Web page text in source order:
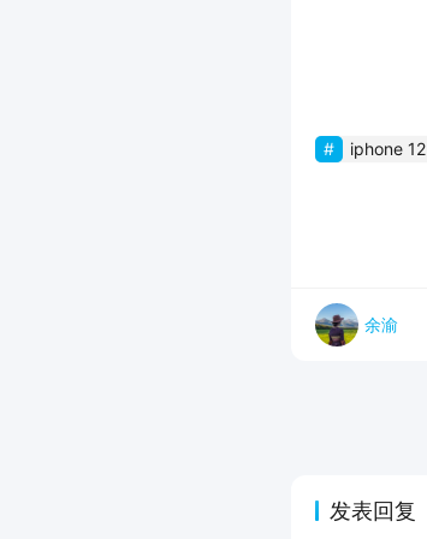
iphone 12
余渝
发表回复